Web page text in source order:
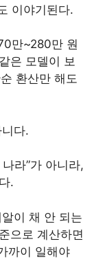
이야기된다.
만~280만 원
은 모델이 보
환산만 해도
다.
라”가 아니라,
.
이 채 안 되는
으로 계산하면
까이 일해야